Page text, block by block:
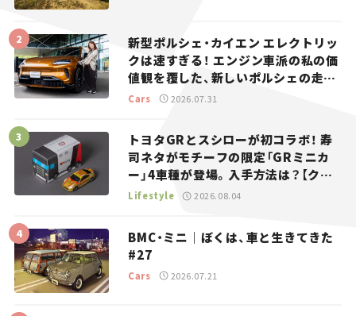
新型ポルシェ・カイエン エレクトリッ
クは速すぎる！ エンジン車派の私の価
値観を覆した、新しいポルシェの走
り。
Cars 2026.07.31
トヨタGRとスシローが初コラボ！ 寿
司ネタがモチーフの限定「GRミニカ
ー」4車種が登場。入手方法は？【クル
マとホビー】
Lifestyle 2026.08.04
BMC・ミニ｜ぼくは、車と生きてきた
#27
Cars 2026.07.21